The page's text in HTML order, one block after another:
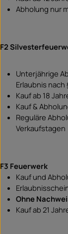
Abholung nur
F2
Unterjährige
Erlaubnis nach
Kauf ab 18
Kauf &
Reguläre
Verkaufstagen
F3 Feuerwerk
Kauf und
Ohne
Kauf ab 21